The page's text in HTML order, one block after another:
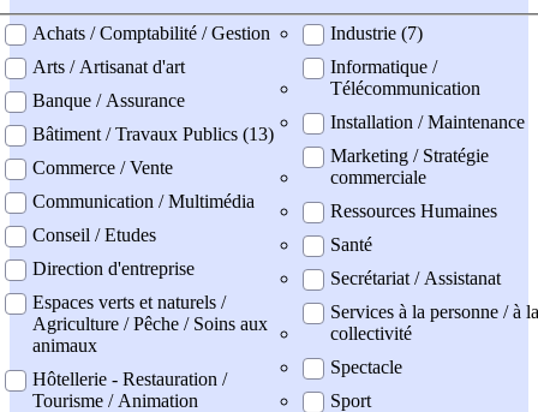
professionel
Achats / Comptabilité / Gestion
Arts / Artisanat d'art
Banque / Assurance
Bâtiment / Travaux Publics (13)
Commerce / Vente
Communication / Multimédia
Conseil / Etudes
Direction d'entreprise
Espaces verts et naturels /
Agriculture / Pêche / Soins aux
animaux
Hôtellerie - Restauration /
Tourisme / Animation
Industrie (7)
Informatique /
Télécommunication
Installation / Maintenance
Marketing / Stratégie
commerciale
Ressources Humaines
Santé
Secrétariat / Assistanat
Services à la personne / à la
collectivité
Spectacle
Sport